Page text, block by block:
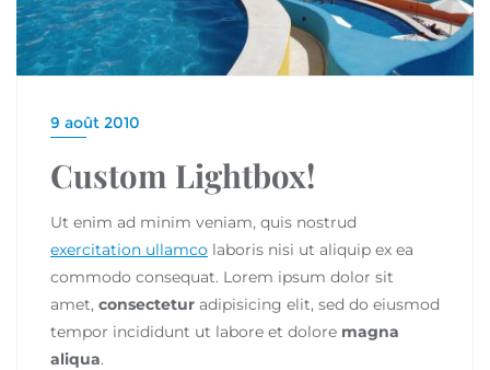
9 août 2010
Custom Lightbox!
Ut enim ad minim veniam, quis nostrud
exercitation ullamco laboris nisi ut aliquip ex ea
commodo consequat. Lorem ipsum dolor sit
amet, consectetur adipisicing elit, sed do eiusmod
tempor incididunt ut labore et dolore magna
aliqua.